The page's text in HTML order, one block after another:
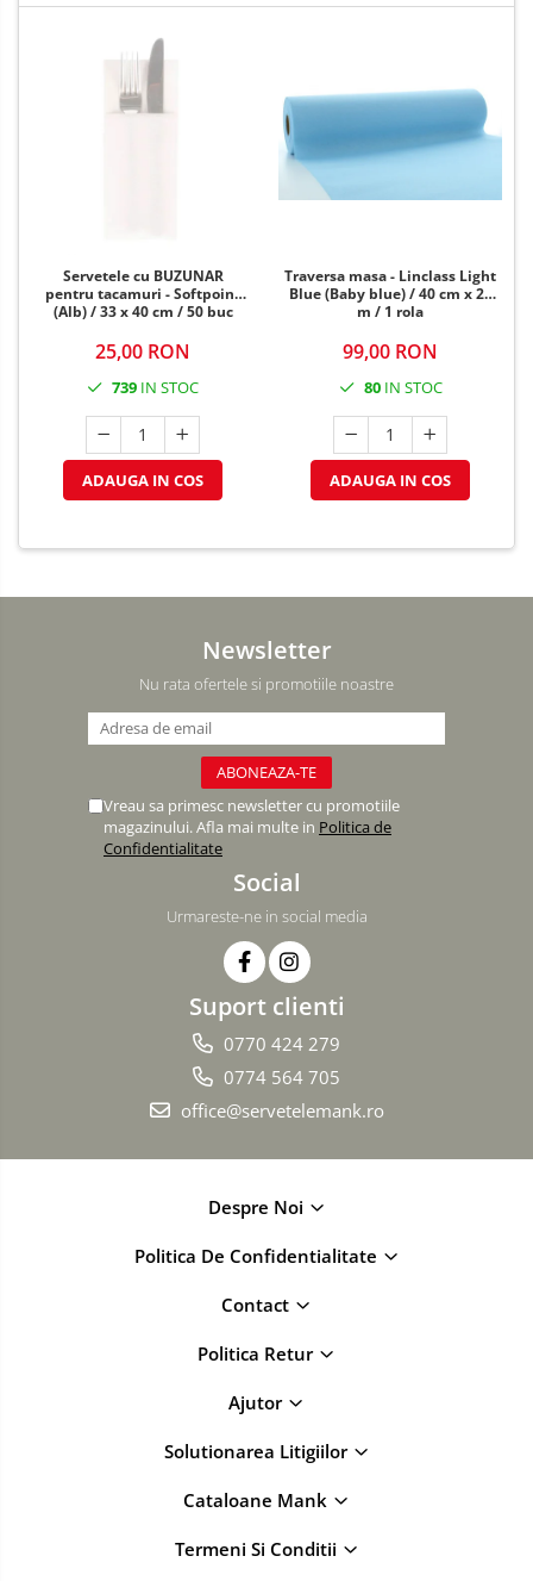
Servetele cu BUZUNAR
pentru tacamuri - Softpoint
(Alb) / 33 x 40 cm / 50 buc
25,00 RON
739 IN STOC
ADAUGA IN COS
Traversa masa - Linclass Light
Blue (Baby blue) / 40 cm x 24
m / 1 rola
99,00 RON
80IN STOC
ADAUGA IN COS
Newsletter
Nu rata ofertele si promotiile noastre
Vreau sa primesc newsletter cu promotiile
magazinului. Afla mai multe in Politica de
Confidentialitate
Social
Urmareste-ne in social media
Suport clienti
0770 424 279
0774 564 705
office@servetelemank.ro
Despre Noi
Politica De Confidentialitate
Contact
Politica Retur
Ajutor
Solutionarea Litigiilor
Cataloane Mank
Termeni Si Conditii